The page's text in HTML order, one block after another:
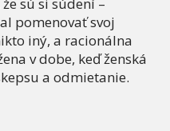
sú si súdení –
pomenovať svoj
iný, a racionálna
v dobe, keď ženská
a odmietanie.